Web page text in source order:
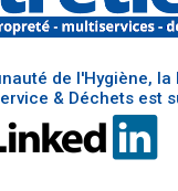
de l'Hygiène, la
& Déchets est